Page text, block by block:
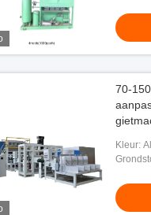
70-
Kleur: